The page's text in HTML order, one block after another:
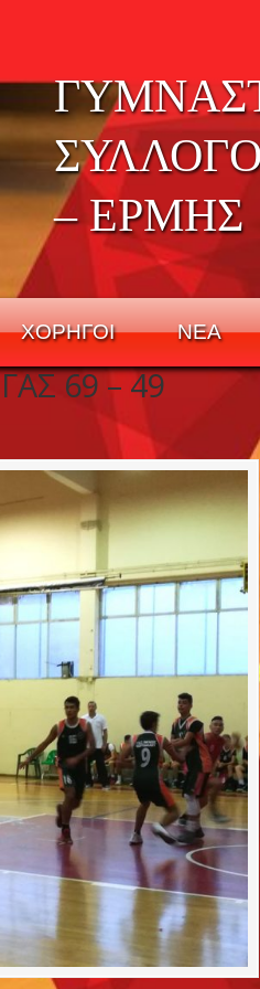
– ΕΡΜΗΣ
ΧΟΡΗΓΟΙ ΝΕΑ
69 – 49